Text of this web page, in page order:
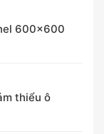
600x600
thiểu ô